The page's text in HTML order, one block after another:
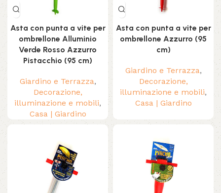
Asta con punta a vite per
ombrellone Alluminio
Verde Rosso Azzurro
Pistacchio (95 cm)
Giardino e Terrazza,
Decorazione,
illuminazione e mobili,
Casa | Giardino
Asta con punta a vite per
ombrellone Azzurro (95
cm)
Giardino e Terrazza,
Decorazione,
illuminazione e mobili,
Casa | Giardino